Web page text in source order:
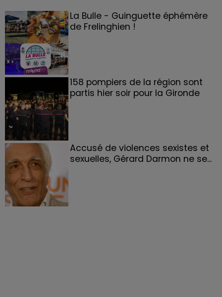
La Bulle - Guinguette éphémère
de Frelinghien !
158 pompiers de la région sont
partis hier soir pour la Gironde
Accusé de violences sexistes et
sexuelles, Gérard Darmon ne se...